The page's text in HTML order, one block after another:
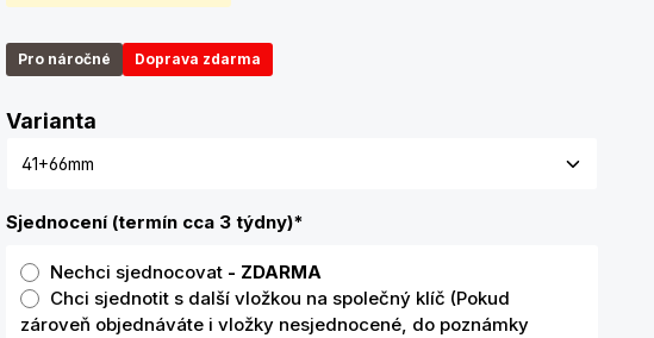
Pro náročné Doprava zdarma
VariantaZvolte variantu
Sjednocení (termín cca 3 týdny)*
Nechci sjednocovat - ZDARMA
Chci sjednotit s další vložkou na společný klíč (Pokud
zároveň objednáváte i vložky nesjednocené, do poznámky